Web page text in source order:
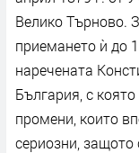
Велико Търново.
приемането ѝ до
наречената
България, с
промени, които
сериозни,